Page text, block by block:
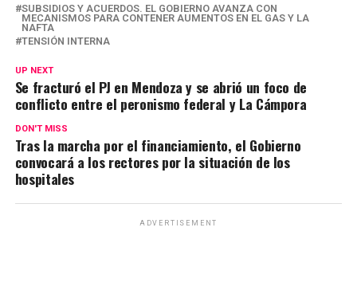
SUBSIDIOS Y ACUERDOS. EL GOBIERNO AVANZA CON
MECANISMOS PARA CONTENER AUMENTOS EN EL GAS Y LA
NAFTA
TENSIÓN INTERNA
UP NEXT
Se fracturó el PJ en Mendoza y se abrió un foco de
conflicto entre el peronismo federal y La Cámpora
DON'T MISS
Tras la marcha por el financiamiento, el Gobierno
convocará a los rectores por la situación de los
hospitales
ADVERTISEMENT